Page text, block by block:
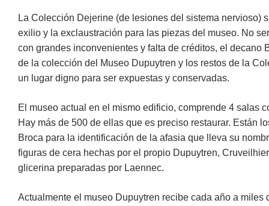
La Colección Dejerine (de lesiones del sistema nervioso)
exilio y la exclaustración para las piezas del museo. No
con grandes inconvenientes y falta de créditos, el decano
de la colección del Museo Dupuytren y los restos de la
un lugar digno para ser expuestas y conservadas.
El museo actual en el mismo edificio, comprende 4 salas
Hay más de 500 de ellas que es preciso restaurar. Están
Broca para la identificación de la afasia que lleva su
figuras de cera hechas por el propio Dupuytren,
glicerina preparadas por Laennec.
Actualmente el museo Dupuytren recibe cada año a miles